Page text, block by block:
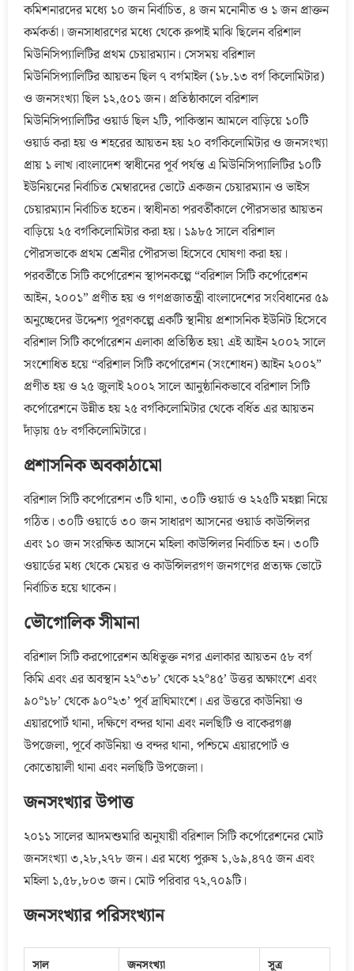
কমিশনারদের মধ্যে ১০ জন নির্বাচিত, ৪ জন মনোনীত ও ১ জন প্রাক্তন
কর্মকর্তা। জনসাধারণের মধ্যে থেকে রুপাই মাঝি ছিলেন বরিশাল
মিউনিসিপ্যালিটির প্রথম চেয়ারম্যান। সেসময় বরিশাল
মিউনিসিপ্যালিটির আয়তন ছিল ৭ বর্গমাইল (১৮.১৩ বর্গ কিলোমিটার)
ও জনসংখ্যা ছিল ১২,৫০১ জন। প্রতিষ্ঠাকালে বরিশাল
মিউনিসিপ্যালিটির ওয়ার্ড ছিল ২টি, পাকিস্তান আমলে বাড়িয়ে ১০টি
ওয়ার্ড করা হয় ও শহরের আয়তন হয় ২০ বর্গকিলোমিটার ও জনসংখ্যা
প্রায় ১ লাখ।বাংলাদেশ স্বাধীনের পূর্ব পর্যন্ত এ মিউনিসিপ্যালিটির ১০টি
ইউনিয়নের নির্বাচিত মেম্বারদের ভোটে একজন চেয়ারম্যান ও ভাইস
চেয়ারম্যান নির্বাচিত হতেন। স্বাধীনতা পরবর্তীকালে পৌরসভার আয়তন
বাড়িয়ে ২৫ বর্গকিলোমিটার করা হয়। ১৯৮৫ সালে বরিশাল
পৌরসভাকে প্রথম শ্রেনীর পৌরসভা হিসেবে ঘোষণা করা হয়।
পরবর্তীতে সিটি কর্পোরেশন স্থাপনকল্পে “বরিশাল সিটি কর্পোরেশন
আইন, ২০০১” প্রণীত হয় ও গণপ্রজাতন্ত্রী বাংলাদেশের সংবিধানের ৫৯
অনুচ্ছেদের উদ্দেশ্য পূরণকল্পে একটি স্থানীয় প্রশাসনিক ইউনিট হিসেবে
বরিশাল সিটি কর্পোরেশন এলাকা প্রতিষ্ঠিত হয়৷ এই আইন ২০০২ সালে
সংশোধিত হয়ে “বরিশাল সিটি কর্পোরেশন (সংশোধন) আইন ২০০২”
প্রণীত হয় ও ২৫ জুলাই ২০০২ সালে আনুষ্ঠানিকভাবে বরিশাল সিটি
কর্পোরেশনে উন্নীত হয় ২৫ বর্গকিলোমিটার থেকে বর্ধিত এর আয়তন
দাঁড়ায় ৫৮ বর্গকিলোমিটারে।
প্রশাসনিক অবকাঠামো
বরিশাল সিটি কর্পোরেশন ৩টি থানা, ৩০টি ওয়ার্ড ও ২২৫টি মহল্লা নিয়ে
গঠিত। ৩০টি ওয়ার্ডে ৩০ জন সাধারণ আসনের ওয়ার্ড কাউন্সিলর
এবং ১০ জন সংরক্ষিত আসনে মহিলা কাউন্সিলর নির্বাচিত হন। ৩০টি
ওয়ার্ডের মধ্য থেকে মেয়র ও কাউন্সিলরগণ জনগণের প্রত্যক্ষ ভোটে
নির্বাচিত হয়ে থাকেন।
ভৌগোলিক সীমানা
বরিশাল সিটি করপোরেশন অধিভুক্ত নগর এলাকার আয়তন ৫৮ বর্গ
কিমি এবং এর অবস্থান ২২°৩৮’ থেকে ২২°৪৫’ উত্তর অক্ষাংশে এবং
৯০°১৮’ থেকে ৯০°২৩’ পূর্ব দ্রাঘিমাংশে। এর উত্তরে কাউনিয়া ও
এয়ারপোর্ট থানা, দক্ষিণে বন্দর থানা এবং নলছিটি ও বাকেরগঞ্জ
উপজেলা, পূর্বে কাউনিয়া ও বন্দর থানা, পশ্চিমে এয়ারপোর্ট ও
কোতোয়ালী থানা এবং নলছিটি উপজেলা।
জনসংখ্যার উপাত্ত
২০১১ সালের আদমশুমারি অনুযায়ী বরিশাল সিটি কর্পোরেশনের মোট
জনসংখ্যা ৩,২৮,২৭৮ জন। এর মধ্যে পুরুষ ১,৬৯,৪৭৫ জন এবং
মহিলা ১,৫৮,৮০৩ জন। মোট পরিবার ৭২,৭০৯টি।
জনসংখ্যার পরিসংখ্যান
সাল জনসংখ্যা সূত্র